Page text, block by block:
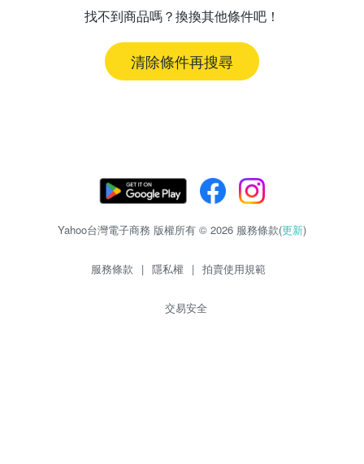
找不到商品嗎？換換其他條件吧！
清除條件再搜尋
Yahoo台灣電子商務 版權所有 © 2026 服務條款(更新)
服務條款 | 隱私權 | 拍賣使用規範
交易安全